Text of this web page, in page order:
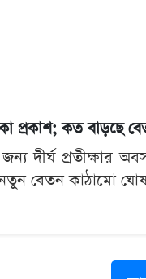
প্রকাশ; কত বাড়ছে
জন্য দীর্ঘ
বেতন কাঠামো